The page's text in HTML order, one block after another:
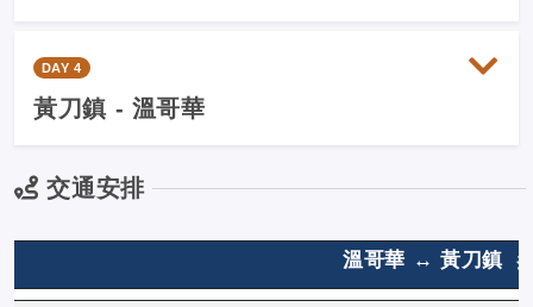
DAY 4
黃刀鎮 - 溫哥華
交通安排
溫哥華 ↔ 黃刀鎮